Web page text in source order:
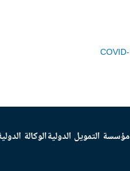
مؤسسة التمويل الدوليةالوكالة